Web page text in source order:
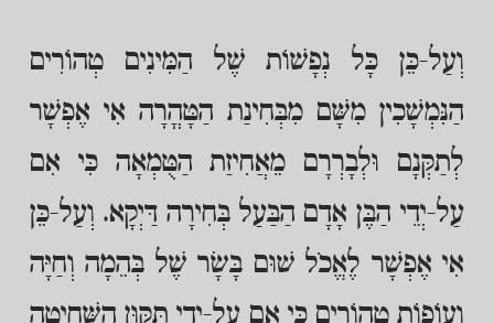
וְעַל-כֵּן כָּל נְפָשׁוֹת שֶׁל הַמִּינִים טְהוֹרִים
הַנִּמְשָׁכִין מִשָּׁם מִבְּחִינַת הַטָּהֳרָה אִי אֶפְשָׁר
לְתַקְּנָם וּלְבָרְרָם מֵאֲחִיזַת הַטֻּמְאָה כִּי אִם
עַל-יְדֵי הַבֶּן אָדָם הַבַּעַל בְּחִירָה דַּיְקָא. וְעַל-כֵּן
אִי אֶפְשָׁר לֶאֱכֹל שׁוּם בָּשָׂר שֶׁל בְּהֵמָה וְחַיָּה
וְעוֹפוֹת טְהוֹרִים כִּי אִם עַל-יְדֵי תִּקּוּן הַשְּׁחִיטָה